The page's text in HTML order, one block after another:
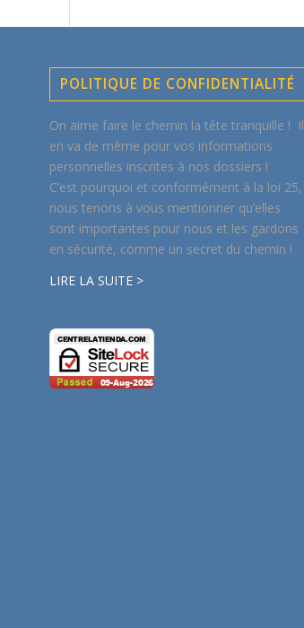
POLITIQUE DE CONFIDENTIALITÉ
On aime faire le chemin la tête tranquille ! Il
en va de même pour vos informations
personnelles inscrites à nos dossiers !
C’est pourquoi et conformément à la loi 25,
nous tenons à vous mentionner qu’elles
sont importantes pour nous et les gardons
en sécurité, comme un secret du chemin !
LIRE LA SUITE >